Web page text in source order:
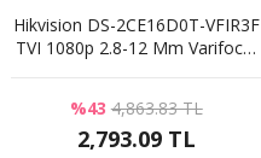
Hikvision DS-2CE16D0T-VFIR3F
TVI 1080p 2.8-12 Mm Varifocal
%43 4,863.83 TL
2,793.09 TL